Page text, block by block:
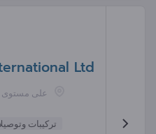
Ltd
على مستوى
تركيبات